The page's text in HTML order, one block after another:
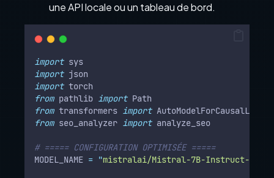
une API locale ou un tableau de bord.
import sys
import json
import torch
from pathlib import Path
from transformers import AutoModelForCausalLM
from seo_analyzer import analyze_seo
# ===== CONFIGURATION OPTIMISÉE =====
MODEL_NAME = "mistralai/Mistral-7B-Instruct-v0.1